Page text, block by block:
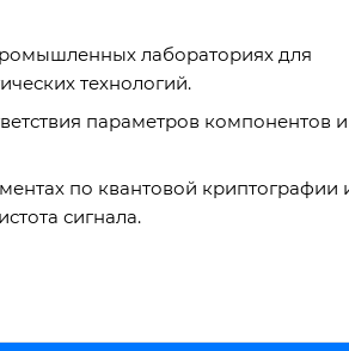
лабораториях для
технологий.
параметров компонентов и
по квантовой криптографии
сигнала.